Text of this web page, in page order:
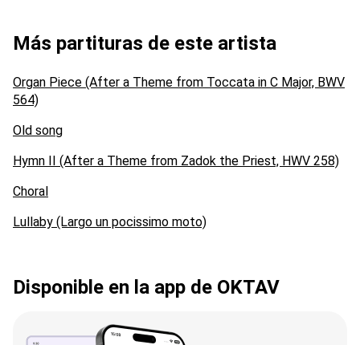
Más partituras de este artista
Organ Piece (After a Theme from Toccata in C Major, BWV
564)
Old song
Hymn II (After a Theme from Zadok the Priest, HWV 258)
Choral
Lullaby (Largo un pocissimo moto)
Disponible en la app de OKTAV